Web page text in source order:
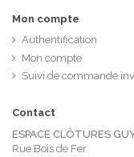
Mon compte
Authentification
Mon compte
Suivi de commande
Contact
ESPACE CLÔTURES
Rue Bois de Fer